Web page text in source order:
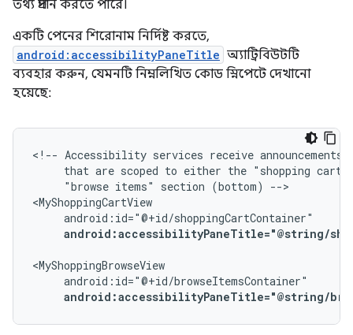
তথ্য প্রদান করতে পারে।
একটি পেনের শিরোনাম নির্দিষ্ট করতে,
android:accessibilityPaneTitle অ্যাট্রিবিউটটি
ব্যবহার করুন, যেমনটি নিম্নলিখিত কোড স্নিপেটে দেখানো
হয়েছে:
<!-- Accessibility services receive announcements
that are scoped to either the "shopping cart
"browse items" section (bottom)
-->
android:accessibilityPaneTitle="@string/
android:accessibilityPaneTitle="@string/